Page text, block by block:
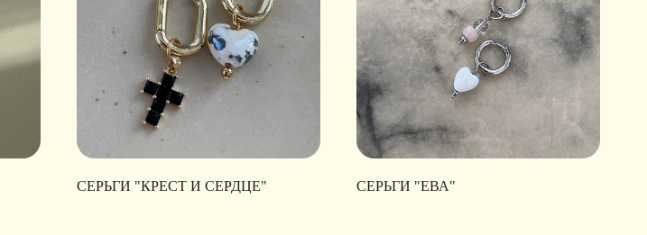
СЕРЬГИ "КРЕСТ И СЕРДЦЕ" СЕРЬГИ "ЕВА"